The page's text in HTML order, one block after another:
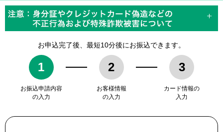
お申込完了後、最短10分後にお振込できます。
1
お振込申請内容
の入力
2
お客様情報
の入力
3
カード情報の
入力